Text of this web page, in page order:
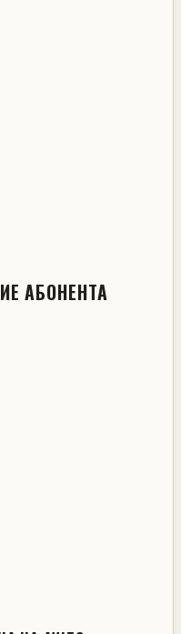
АБОНЕНТА